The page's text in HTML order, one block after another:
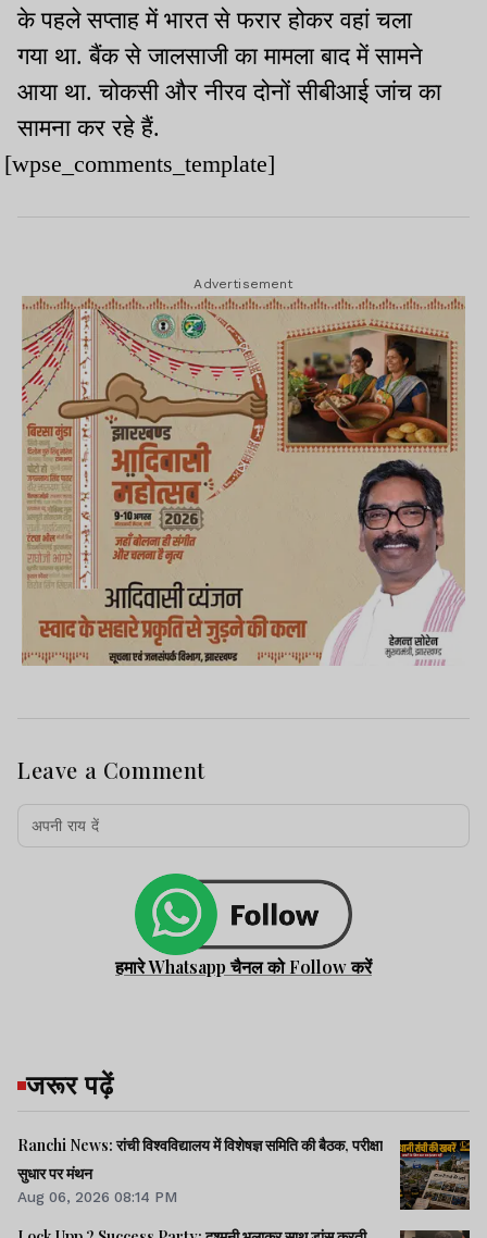
के पहले सप्ताह में भारत से फरार होकर वहां चला
गया था. बैंक से जालसाजी का मामला बाद में सामने
आया था. चोकसी और नीरव दोनों सीबीआई जांच का
सामना कर रहे हैं.
[wpse_comments_template]
Advertisement
Leave a Comment
हमारे Whatsapp चैनल को Follow करें
जरूर पढ़ें
Ranchi News: रांची विश्वविद्यालय में विशेषज्ञ समिति की बैठक, परीक्षा
सुधार पर मंथन
Aug 06, 2026 08:14 PM